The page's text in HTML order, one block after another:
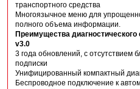
транспортного средства
Многоязычное меню для
полного объема информации.
Преимущества
v3.0
3 года обновлений, с отсутствием
подписки
Унифицированный компактный
Беспроводное подключение к